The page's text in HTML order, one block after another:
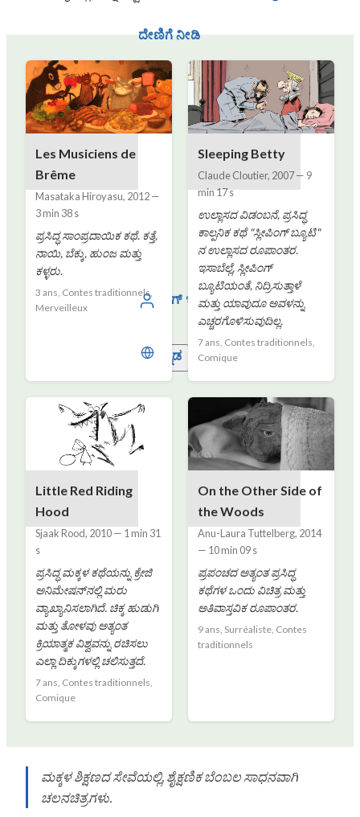
ದೇಣಿಗೆ ನೀಡಿ
ಲಾಗ್ ಇನ್ ಮಾಡಿ
ಕನ್ನಡ
Les Musiciens de
Brême
Masataka Hiroyasu, 2012—
3 min 38 s
ಪ್ರಸಿದ್ಧ ಸಾಂಪ್ರದಾಯಿಕ ಕಥೆ. ಕತ್ತೆ,
ನಾಯಿ, ಬೆಕ್ಕು, ಹುಂಜ ಮತ್ತು
ಕಳ್ಳರು.
3 ans, Contes traditionnels,
Merveilleux
Sleeping Betty
Claude Cloutier, 2007— 9
min 17 s
ಉಲ್ಲಾಸದ ವಿಡಂಬನೆ, ಪ್ರಸಿದ್ಧ
ಕಾಲ್ಪನಿಕ ಕಥೆ "ಸ್ಲೀಪಿಂಗ್ ಬ್ಯೂಟಿ"
ನ ಉಲ್ಲಾಸದ ರೂಪಾಂತರ.
ಇಸಾಬೆಲ್ಲೆ, ಸ್ಲೀಪಿಂಗ್
ಬ್ಯೂಟಿಯಂತೆ, ನಿದ್ರಿಸುತ್ತಾಳೆ
ಮತ್ತು ಯಾವುದೂ ಅವಳನ್ನು
ಎಚ್ಚರಗೊಳಿಸುವುದಿಲ್ಲ.
7 ans, Contes traditionnels,
Comique
Little Red Riding
Hood
Sjaak Rood, 2010— 1 min 31
s
ಪ್ರಸಿದ್ಧ ಮಕ್ಕಳ ಕಥೆಯನ್ನು ಕ್ರೇಜಿ
ಅನಿಮೇಷನ್‌ನಲ್ಲಿ ಮರು
ವ್ಯಾಖ್ಯಾನಿಸಲಾಗಿದೆ. ಚಿಕ್ಕ ಹುಡುಗಿ
ಮತ್ತು ತೋಳವು ಅತ್ಯಂತ
ಕ್ರಿಯಾತ್ಮಕ ವಿಶ್ವವನ್ನು ರಚಿಸಲು
ಎಲ್ಲಾ ದಿಕ್ಕುಗಳಲ್ಲಿ ಚಲಿಸುತ್ತದೆ.
7 ans, Contes traditionnels,
Comique
On the Other Side of
the Woods
Anu-Laura Tuttelberg, 2014
— 10 min 09 s
ಪ್ರಪಂಚದ ಅತ್ಯಂತ ಪ್ರಸಿದ್ಧ
ಕಥೆಗಳ ಒಂದು ವಿಚಿತ್ರ ಮತ್ತು
ಅತಿವಾಸ್ತವಿಕ ರೂಪಾಂತರ.
9 ans, Surréaliste, Contes
traditionnels
ಮಕ್ಕಳ ಶಿಕ್ಷಣದ ಸೇವೆಯಲ್ಲಿ, ಶೈಕ್ಷಣಿಕ ಬೆಂಬಲ ಸಾಧನವಾಗಿ
ಚಲನಚಿತ್ರಗಳು.